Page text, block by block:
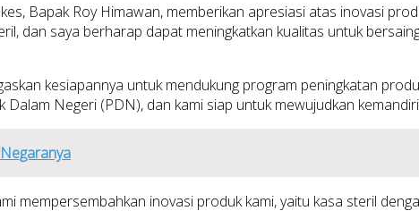
Bapak Roy Himawan, memberikan apresiasi atas inovasi
dan saya berharap dapat meningkatkan kualitas untuk
kesiapannya untuk mendukung program peningkatan
Negeri (PDN), dan kami siap untuk mewujudkan
mempersembahkan inovasi produk kami, yaitu kasa steril